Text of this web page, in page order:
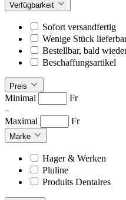
Verfügbarkeit
Sofort versandfertig
Wenige Stück
Bestellbar, bald
Beschaffungsartikel
Preis
Minimal
Fr
–
Maximal
Fr
Marke
Hager & Werken
Pluline
Produits Dentaires